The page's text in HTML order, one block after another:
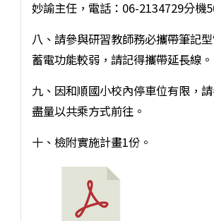
妙諭主任，電話：06-2134729分機
八、請參與研習教師務必攜帶筆記
蓄電功能較弱，請記得攜帶延長線。
九、因和順國小校內停車位有限，
盡量以共乘方式前往。
十、檢附實施計畫1份。